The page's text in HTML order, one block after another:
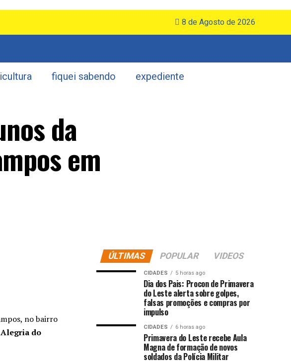
8 de Agosto de 2026
fiquei sabendo expediente
da
em
no bairro
Alegria do
ÚLTIMAS POPULAR VIDEOS
CIDADES 5 horas ago
Dia dos Pais: Procon de Primavera
do Leste alerta sobre golpes,
falsas promoções e compras por
impulso
CIDADES 6 horas ago
Primavera do Leste recebe Aula
Magna de formação de novos
soldados da Polícia Militar